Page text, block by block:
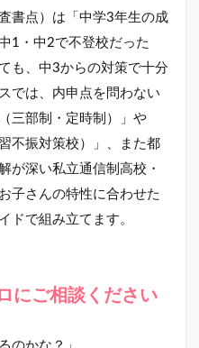
書点）は「中学3年生の成
1・中2で不登校だった
も、中3からの対策で十分
では、内申点を問わない
三部制・定時制）」や
不振対策校）」、また都
が深い私立通信制高校・
子さんの特性に合わせた
ドで組み立てます。
にご相談ください